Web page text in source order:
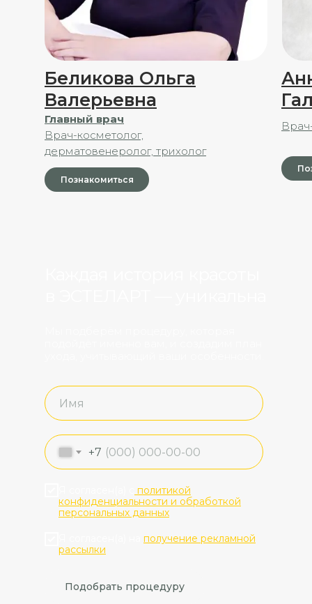
Познакомиться
Беликова Ольга
Валерьевна
Главный врач
Врач-косметолог,
дерматовенеролог, трихолог
+7
политикой
конфиденциальности и обработкой
персональных данных
получение рекламной
рассылки
Подобрать процедуру